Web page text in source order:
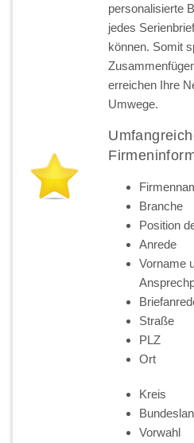
personalisierte
jedes
können. Somit
erreichen Ihre
Umwege.
Branche
Position
Anrede
Vorname
Straße
PLZ
Ort
Kreis
Vorwahl